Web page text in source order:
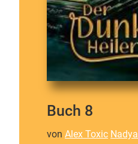
Buch 8
von Alex Toxic